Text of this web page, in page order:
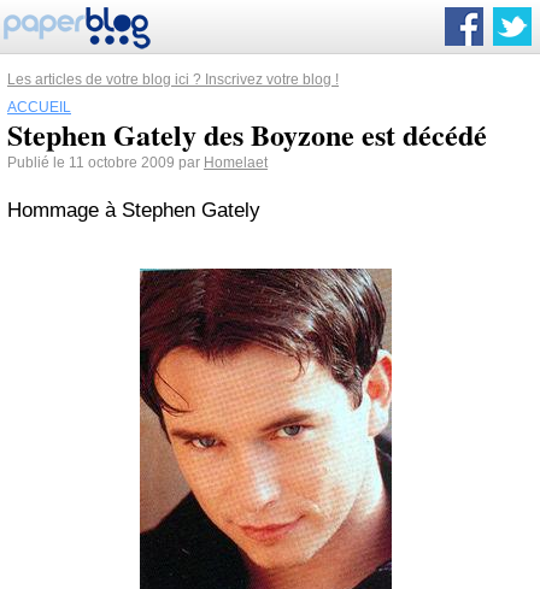
Les articles de votre blog ici ? Inscrivez votre blog !
ACCUEIL
Stephen Gately des Boyzone est décédé
Publié le 11 octobre 2009 par Homelaet
Hommage à Stephen Gately